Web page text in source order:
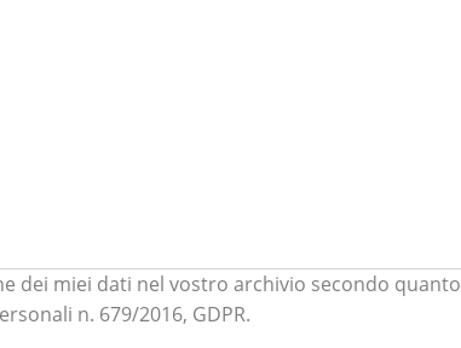
dei miei dati nel vostro archivio secondo quanto
n. 679/2016, GDPR.